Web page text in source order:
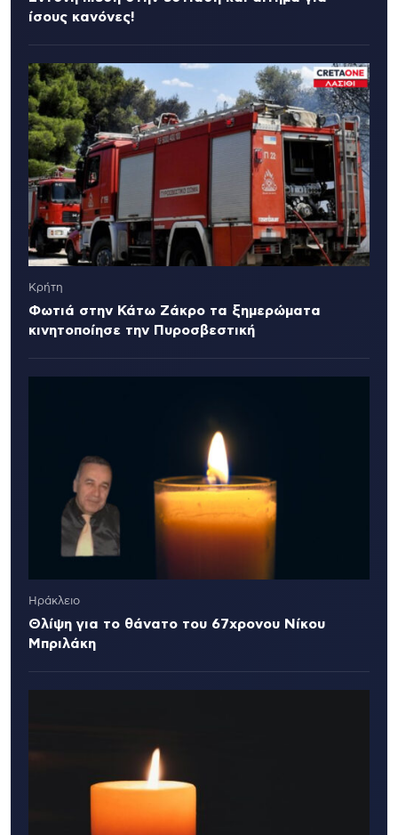
ίσους κανόνες!
Κρήτη
Φωτιά στην Κάτω Ζάκρο τα ξημερώματα
κινητοποίησε την Πυροσβεστική
Ηράκλειο
Θλίψη για το θάνατο του 67χρονου Νίκου
Μπριλάκη